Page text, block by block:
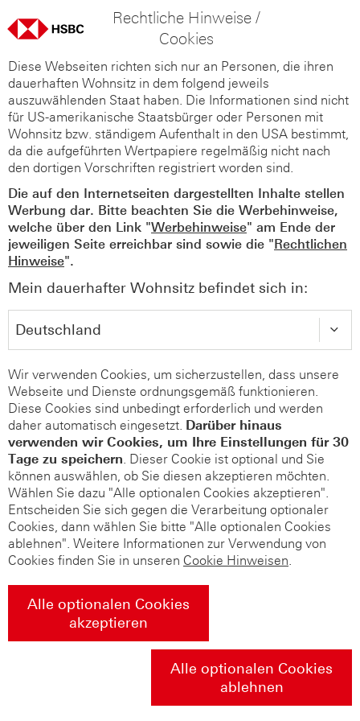
Rechtliche Hinweise /
Cookies
Diese Webseiten richten sich nur an Personen, die ihren
dauerhaften Wohnsitz in dem folgend jeweils
auszuwählenden Staat haben. Die Informationen sind nicht
für US-amerikanische Staatsbürger oder Personen mit
Wohnsitz bzw. ständigem Aufenthalt in den USA bestimmt,
da die aufgeführten Wertpapiere regelmäßig nicht nach
den dortigen Vorschriften registriert worden sind.
Die auf den Internetseiten dargestellten Inhalte stellen
Werbung dar. Bitte beachten Sie die Werbehinweise,
welche über den Link "Werbehinweise" am Ende der
jeweiligen Seite erreichbar sind sowie die "Rechtlichen
Hinweise".
Mein dauerhafter Wohnsitz befindet sich in:
Wir verwenden Cookies, um sicherzustellen, dass unsere
Webseite und Dienste ordnungsgemäß funktionieren.
Diese Cookies sind unbedingt erforderlich und werden
daher automatisch eingesetzt. Darüber hinaus
verwenden wir Cookies, um Ihre Einstellungen für 30
Tage zu speichern. Dieser Cookie ist optional und Sie
können auswählen, ob Sie diesen akzeptieren möchten.
Wählen Sie dazu "Alle optionalen Cookies akzeptieren".
Entscheiden Sie sich gegen die Verarbeitung optionaler
Cookies, dann wählen Sie bitte "Alle optionalen Cookies
ablehnen". Weitere Informationen zur Verwendung von
Cookies finden Sie in unseren Cookie Hinweisen.
Alle optionalen Cookies
akzeptieren
Alle optionalen Cookies
ablehnen